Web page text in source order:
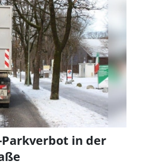
in der